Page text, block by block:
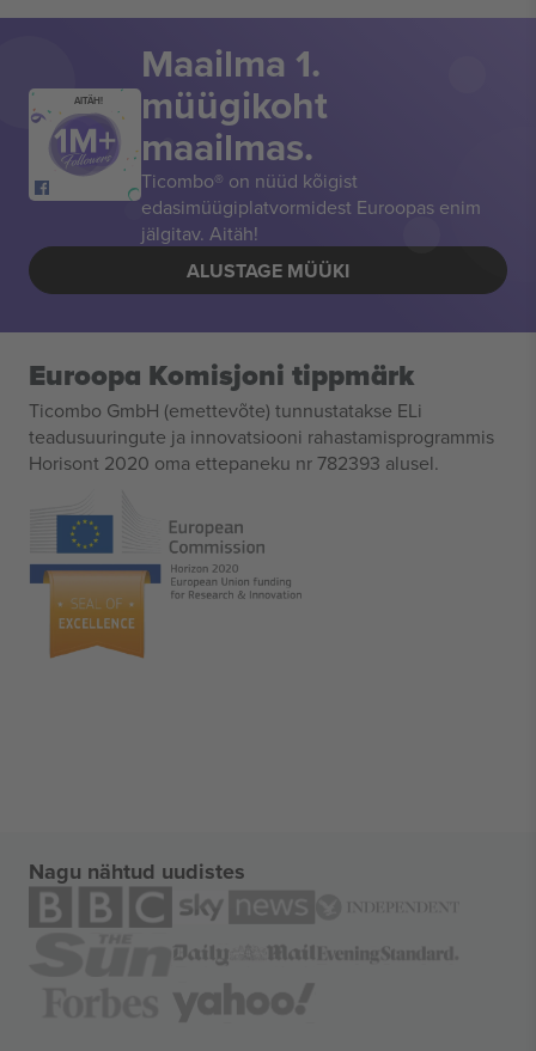
AITÄH!
Maailma 1.
müügikoht
maailmas.
Ticombo® on nüüd kõigist
edasimüügiplatvormidest Euroopas enim
jälgitav. Aitäh!
ALUSTAGE MÜÜKI
Euroopa Komisjoni tippmärk
Ticombo GmbH (emettevõte) tunnustatakse ELi
teadusuuringute ja innovatsiooni rahastamisprogrammis
Horisont 2020 oma ettepaneku nr 782393 alusel.
Nagu nähtud uudistes